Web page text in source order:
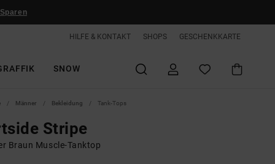
HILFE & KONTAKT SHOPS GESCHENKKARTE
SNOW
Männer Bekleidung Tank-Tops
Stripe
Braun Muscle-Tanktop